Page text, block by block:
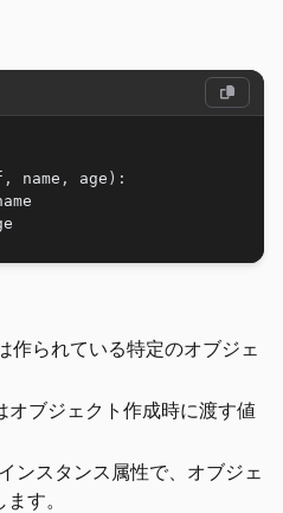
, name , age ) :
作られている特定のオブジェ
オブジェクト作成時に渡す値
ンスタンス属性で、オブジェ
す。